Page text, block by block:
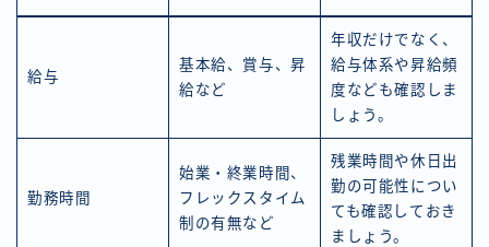
給与
基本給、賞与、昇
給など
年収だけでなく、
給与体系や昇給頻
度なども確認しま
しょう。
勤務時間
始業・終業時間、
フレックスタイム
制の有無など
残業時間や休日出
勤の可能性につい
ても確認しておき
ましょう。